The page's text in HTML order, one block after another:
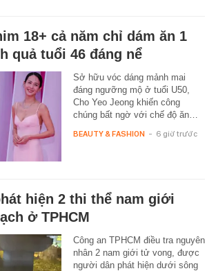
18+ cả năm chỉ dám ăn 1
quả tuổi 46 đáng nể
Sở hữu vóc dáng mảnh mai
đáng ngưỡng mộ ở tuổi U50,
Cho Yeo Jeong khiến công
chúng bất ngờ với chế độ ăn…
BEAUTY & FASHION - 6 giờ trước
hiện 2 thi thể nam giới
ở TPHCM
Công an TPHCM điều tra nguyên
nhân 2 nam giới tử vong, được
người dân phát hiện dưới sông